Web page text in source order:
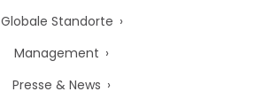
Globale Standorte
Management
Presse & News